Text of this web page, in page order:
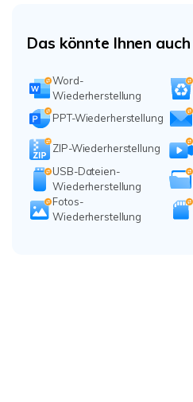
Das könnte Ihnen
Word-
Wiederherstellung
PPT-Wiederherstellung
ZIP-Wiederherstellung
USB-Dateien-
Wiederherstellung
Fotos-
Wiederherstellung